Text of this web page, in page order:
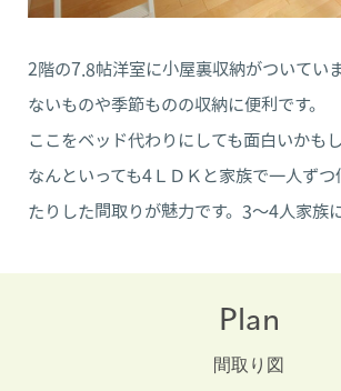
2階の7.8帖洋室に小屋裏収納がついてい
ないものや季節ものの収納に便利です。
ここをベッド代わりにしても面白いかも
なんといっても4ＬＤＫと家族で一人ずつ
たりした間取りが魅力です。3～4人家族
Plan
間取り図